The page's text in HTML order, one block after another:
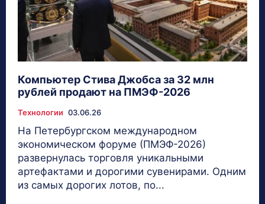
Компьютер Стива Джобса за 32 млн
рублей продают на ПМЭФ-2026
Технологии 03.06.26
На Петербургском международном
экономическом форуме (ПМЭФ-2026)
развернулась торговля уникальными
артефактами и дорогими сувенирами. Одним
из самых дорогих лотов, по...